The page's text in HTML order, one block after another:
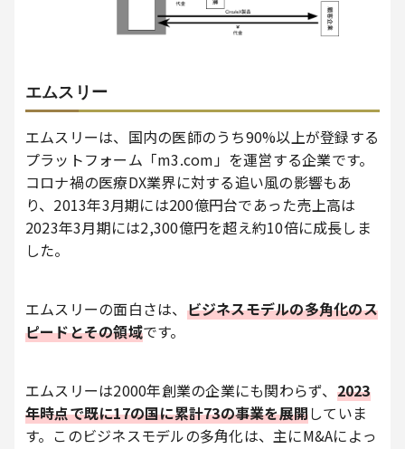
エムスリー
エムスリーは、国内の医師のうち90%以上が登録する
プラットフォーム「m3.com」を運営する企業です。
コロナ禍の医療DX業界に対する追い風の影響もあ
り、2013年3月期には200億円台であった売上高は
2023年3月期には2,300億円を超え約10倍に成長しま
した。
エムスリーの面白さは、 ビジネスモデルの多角化のス
ピードとその領域です。
エムスリーは2000年創業の企業にも関わらず、 2023
年時点で既に17の国に累計73の事業を展開していま
す。このビジネスモデルの多角化は、主にM&Aによっ